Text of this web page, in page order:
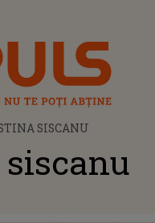
SISCANU